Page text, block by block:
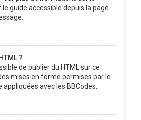
le guide accessible depuis la page
?
de publier du HTML sur ce
mises en forme permises par le
appliquées avec les BBCodes.